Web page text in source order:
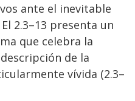
ante el inevitable
2.3–13 presenta un
que celebra la
de la
vívida (2.3–